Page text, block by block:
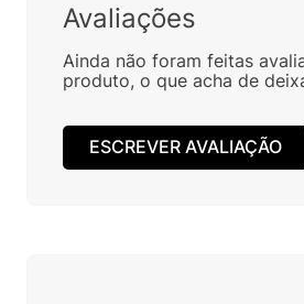
Avaliações
Ainda não foram feitas
produto, o que acha de
ESCREVER AVALIAÇÃO